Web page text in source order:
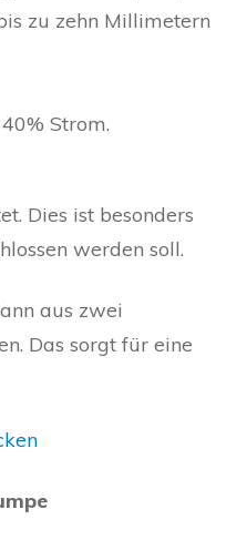
zu zehn Millimetern
Strom.
Dies ist besonders
werden soll.
aus zwei
Das sorgt für eine